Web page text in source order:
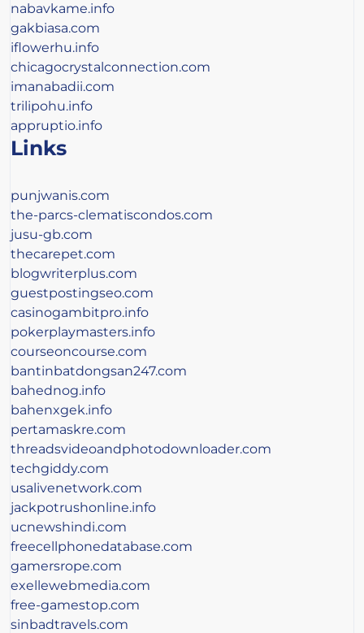
nabavkame.info
gakbiasa.com
iflowerhu.info
chicagocrystalconnection.com
imanabadii.com
trilipohu.info
appruptio.info
Links
punjwanis.com
the-parcs-clematiscondos.com
jusu-gb.com
thecarepet.com
blogwriterplus.com
guestpostingseo.com
casinogambitpro.info
pokerplaymasters.info
courseoncourse.com
bantinbatdongsan247.com
bahednog.info
bahenxgek.info
pertamaskre.com
threadsvideoandphotodownloader.com
techgiddy.com
usalivenetwork.com
jackpotrushonline.info
ucnewshindi.com
freecellphonedatabase.com
gamersrope.com
exellewebmedia.com
free-gamestop.com
sinbadtravels.com